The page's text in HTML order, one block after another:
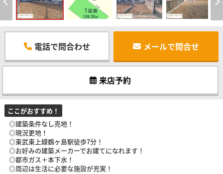
電話で問合わせ メールで問合せ
来店予約
ここがおすすめ！
◎建築条件なし売地！
◎現況更地！
◎東武東上線鶴ヶ島駅徒歩7分！
◎お好みの建築メーカーでお建てになれます！
◎都市ガス＋本下水！
◎周辺は生活に必要な施設が充実！